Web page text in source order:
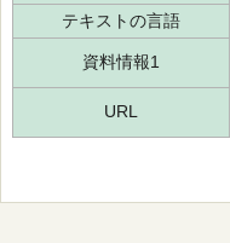
テキストの言語
資料情報1
URL